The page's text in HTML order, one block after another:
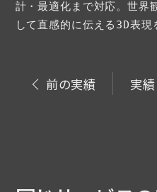
計・最適化まで対応。世界
して直感的に伝える3D表現
前の実績 実績